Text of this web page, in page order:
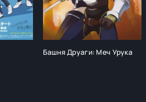
Башня Друаги: Меч Урука